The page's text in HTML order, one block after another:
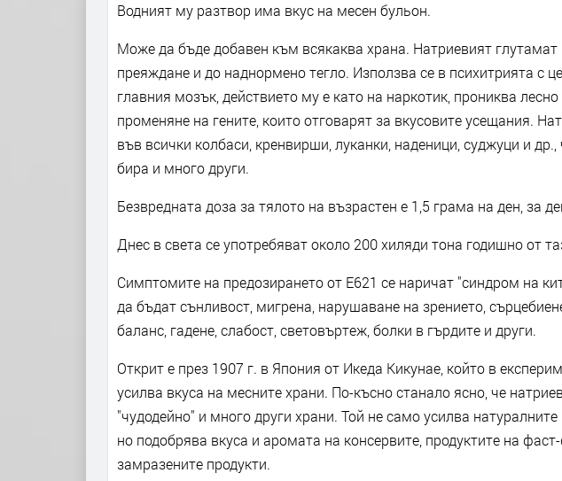
Водният му разтвор има вкус на месен бульон.
Може да бъде добавен към всякаква храна. Натриевият глутамат
преяждане и до наднормено тегло. Използва се в психитрията с
главния мозък, действието му е като на наркотик, прониква
променяне на гените, които отговарят за вкусовите усещания.
във всички колбаси, кренвирши, луканки, наденици, суджуци и др.,
бира и много други.
Безвредната доза за тялото на възрастен е 1,5 грама на ден, за
Днес в света се употребяват около 200 хиляди тона годишно от
Симптомите на предозирането от Е621 се наричат "синдром на
да бъдат сънливост, мигрена, нарушаване на зрението,
баланс, гадене, слабост, световъртеж, болки в гърдите и други.
Открит е през 1907 г. в Япония от Икеда Кикунае, който в
усилва вкуса на месните храни. По-късно станало ясно, че
"чудодейно" и много други храни. Той не само усилва натуралните
но подобрява вкуса и аромата на консервите, продуктите на
замразените продукти.